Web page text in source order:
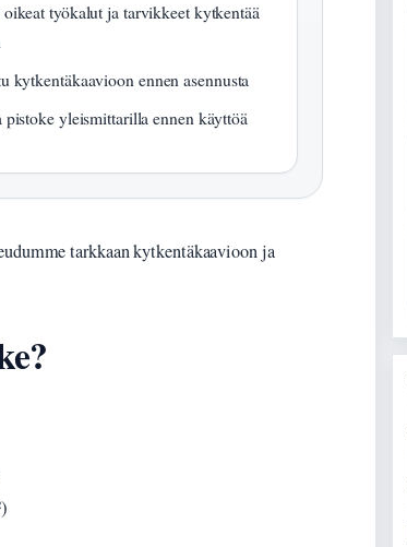
työkalut ja tarvikkeet kytkentää
kytkentäkaavioon ennen asennusta
pistoke yleismittarilla ennen käyttöä
tarkkaan kytkentäkaavioon ja